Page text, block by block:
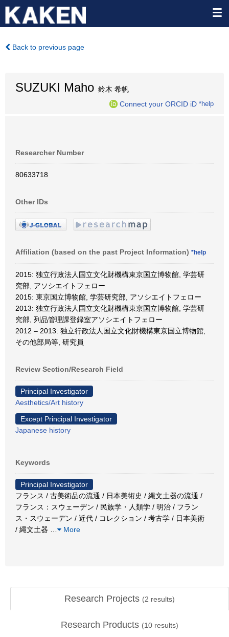
Back to previous page
SUZUKI Maho 鈴木 希帆
Connect your ORCID iD *help
Researcher Number
80633718
Other IDs
Affiliation (based on the past Project Information) *help
2015: 独立行政法人国立文化財機構東京国立博物館, 学芸研
究部, アソシエイトフェロー
2015: 東京国立博物館, 学芸研究部, アソシエイトフェロー
2013: 独立行政法人国立文化財機構東京国立博物館, 学芸研
究部, 列品管理課登録室アソシエイトフェロー
2012 – 2013: 独立行政法人国立文化財機構東京国立博物館,
その他部局等, 研究員
Review Section/Research Field
Principal Investigator
Aesthetics/Art history
Except Principal Investigator
Japanese history
Keywords
Principal Investigator
フランス / 古美術品の流通 / 日本美術史 / 縄文土器の流通 /
フランス：スウェーデン / 民族学・人類学 / 明治 / フラン
ス・スウェーデン / 近代 / コレクション / 考古学 / 日本美術
/ 縄文土器
More
Research Projects (2 results)
Research Products (10 results)